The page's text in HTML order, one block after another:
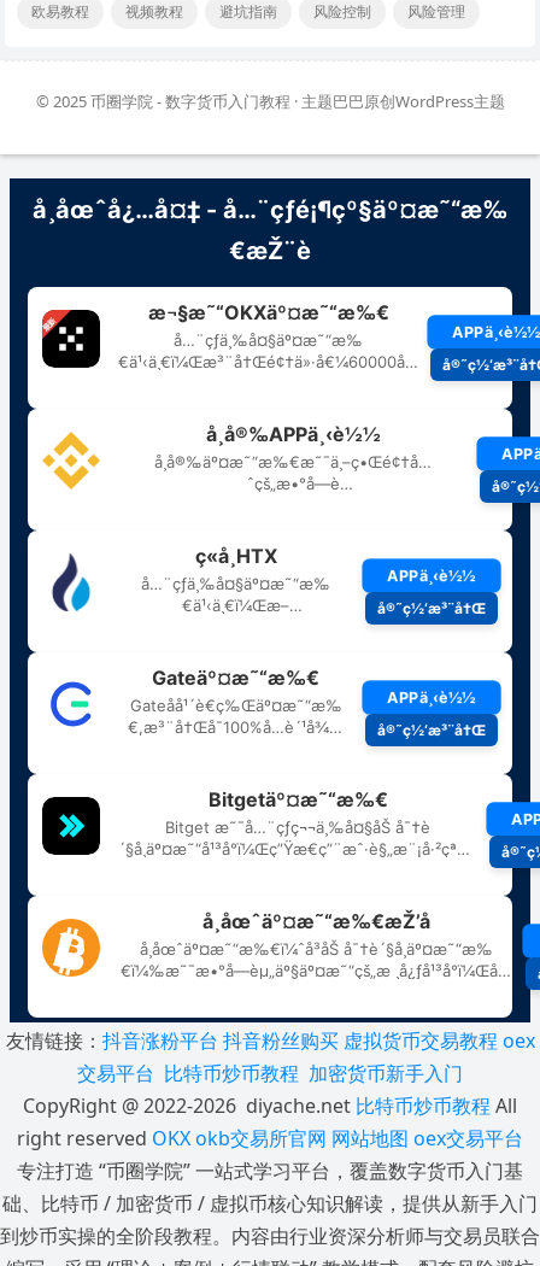
欧易教程
视频教程 避坑指南 风险控制 风险管理
© 2025币圈学院 - 数字货币入门教程 · 主题巴巴原创WordPress主题
友情链接： 抖音涨粉平台 抖音粉丝购买 虚拟货币交易教程 oex
交易平台 比特币炒币教程 加密货币新手入门
CopyRight @ 2022-2026 diyache.net 比特币炒币教程 All
right reserved OKXokb交易所官网 网站地图 oex交易平台
专注打造 “币圈学院” 一站式学习平台，覆盖数字货币入门基
础、比特币 / 加密货币 / 虚拟币核心知识解读，提供从新手入门
到炒币实操的全阶段教程。内容由行业资深分析师与交易员联合